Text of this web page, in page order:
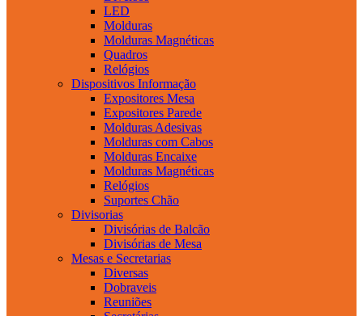
LED
Molduras
Molduras Magnéticas
Quadros
Relógios
Dispositivos Informação
Expositores Mesa
Expositores Parede
Molduras Adesivas
Molduras com Cabos
Molduras Encaixe
Molduras Magnéticas
Relógios
Suportes Chão
Divisorias
Divisórias de Balcão
Divisórias de Mesa
Mesas e Secretarias
Diversas
Dobraveis
Reuniões